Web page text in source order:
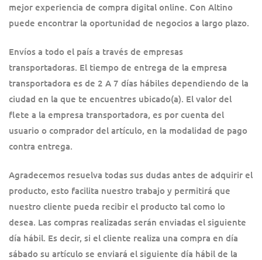
mejor experiencia de compra digital online. Con Altino
puede encontrar la oportunidad de negocios a largo plazo.
Envíos a todo el país a través de empresas
transportadoras. El tiempo de entrega de la empresa
transportadora es de 2 A 7 días hábiles dependiendo de la
ciudad en la que te encuentres ubicado(a). El valor del
flete a la empresa transportadora, es por cuenta del
usuario o comprador del artículo, en la modalidad de pago
contra entrega.
Agradecemos resuelva todas sus dudas antes de adquirir el
producto, esto facilita nuestro trabajo y permitirá que
nuestro cliente pueda recibir el producto tal como lo
desea. Las compras realizadas serán enviadas el siguiente
día hábil. Es decir, si el cliente realiza una compra en día
sábado su artículo se enviará el siguiente día hábil de la